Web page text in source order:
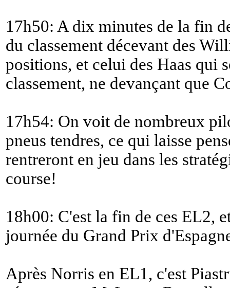
17h50: A dix minutes de la fin
du classement décevant des
positions, et celui des Haas qui
classement, ne devançant que
17h54: On voit de nombreux
pneus tendres, ce qui laisse
rentreront en jeu dans les
course!
18h00: C'est la fin de ces EL2,
journée du Grand Prix
Après Norris en EL1, c'est